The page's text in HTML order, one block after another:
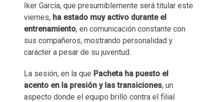
Iker García, que presumiblemente será titular este
viernes, ha estado muy activo durante el
entrenamiento, en comunicación constante con
sus compañeros, mostrando personalidad y
carácter a pesar de su juventud.
La sesión, en la que Pacheta ha puesto el
acento en la presión y las transiciones, un
aspecto donde el equipo brilló contra el filial